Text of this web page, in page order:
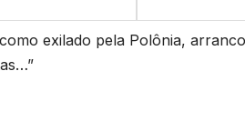
exilado pela Polônia,